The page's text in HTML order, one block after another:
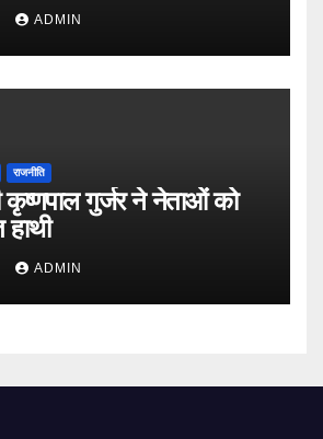
ADMIN
राजनीति
कृष्णपाल गुर्जर ने नेताओं को
ADMIN